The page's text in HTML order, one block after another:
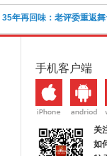
35年再回味：老评委重返
手机客户端
关
如